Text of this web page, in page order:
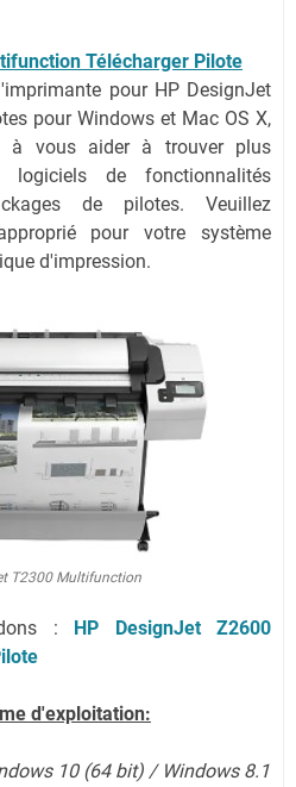
Télécharger Pilote
pour HP DesignJet
pour Windows et Mac OS X,
à vous aider à trouver plus
de fonctionnalités
de pilotes. Veuillez
pour votre système
d'impression.
T2300 Multifunction
: HP DesignJet Z2600
d'exploitation:
10 (64 bit) / Windows 8.1